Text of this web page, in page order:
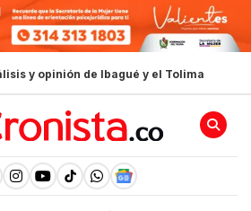
y opinión de Ibagué y el Tolima